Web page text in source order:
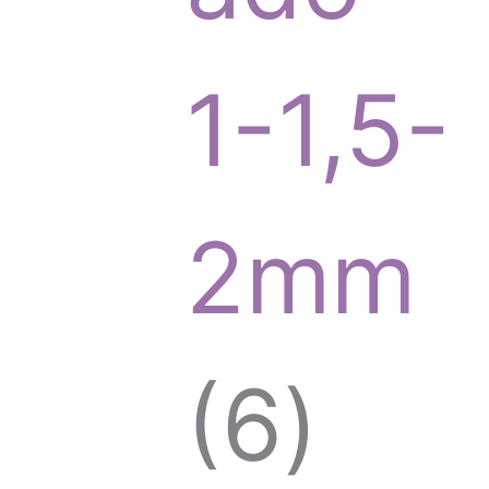
o
d
u
1-1,5-
2mm
66